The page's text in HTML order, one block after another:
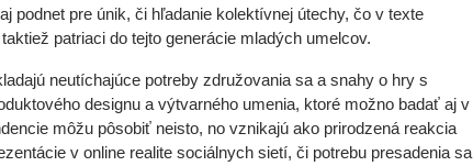
podnet pre únik, či hľadanie kolektívnej útechy, čo v texte
patriaci do tejto generácie mladých umelcov.
neutíchajúce potreby združovania sa a snahy o hry s
designu a výtvarného umenia, ktoré možno badať aj v
môžu pôsobiť neisto, no vznikajú ako prirodzená reakcia
v online realite sociálnych sietí, či potrebu presadenia sa